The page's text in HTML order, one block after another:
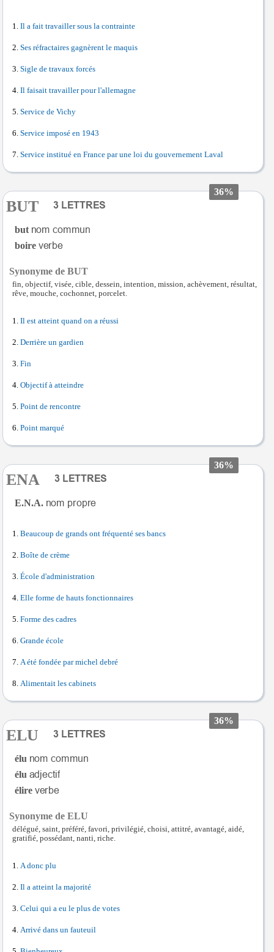
Il a fait travailler sous la contrainte
Ses réfractaires gagnèrent le maquis
Sigle de travaux forcés
Il faisait travailler pour l'allemagne
Service de Vichy
Service imposé en 1943
Service institué en France par une loi du gouvernement Laval
36%
BUT
but
boire
Synonyme de BUT
fin, objectif, visée, cible, dessein, intention, mission, achèvement, résultat,
rêve, mouche, cochonnet, porcelet.
Il est atteint quand on a réussi
Derrière un gardien
Fin
Objectif à atteindre
Point de rencontre
Point marqué
36%
ENA
E.N.A.
Beaucoup de grands ont fréquenté ses bancs
Boîte de crème
École d'administration
Elle forme de hauts fonctionnaires
Forme des cadres
Grande école
A été fondée par michel debré
Alimentait les cabinets
36%
ELU
élu
élu
élire
Synonyme de ELU
délégué, saint, préféré, favori, privilégié, choisi, attitré, avantagé, aidé,
gratifié, possédant, nanti, riche.
A donc plu
Il a atteint la majorité
Celui qui a eu le plus de votes
Arrivé dans un fauteuil